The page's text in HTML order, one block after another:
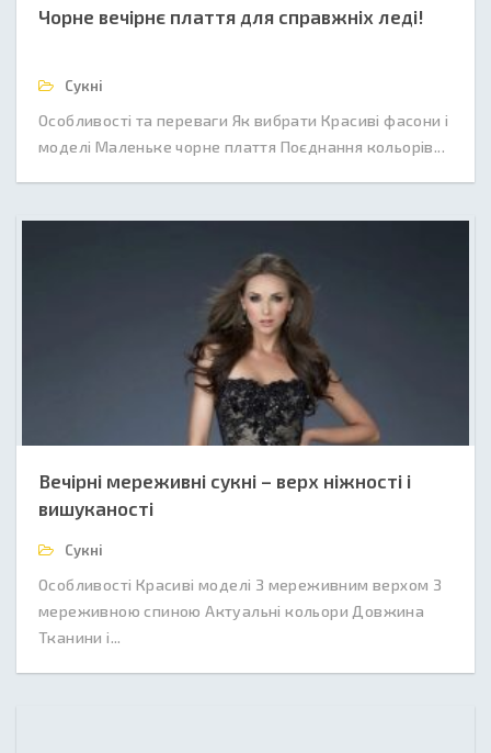
Чорне вечірнє плаття для справжніх леді!
Сукні
Особливості та переваги Як вибрати Красиві фасони і
моделі Маленьке чорне плаття Поєднання кольорів...
Вечірні мереживні сукні – верх ніжності і
вишуканості
Сукні
Особливості Красиві моделі З мереживним верхом З
мереживною спиною Актуальні кольори Довжина
Тканини і...